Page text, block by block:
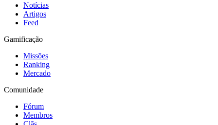
Notícias
Artigos
Feed
Gamificação
Missões
Ranking
Mercado
Comunidade
Fórum
Membros